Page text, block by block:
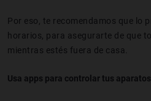
Por eso, te recomendamos que lo
horarios, para asegurarte de que
mientras estés fuera de casa.
Usa apps para controlar tus